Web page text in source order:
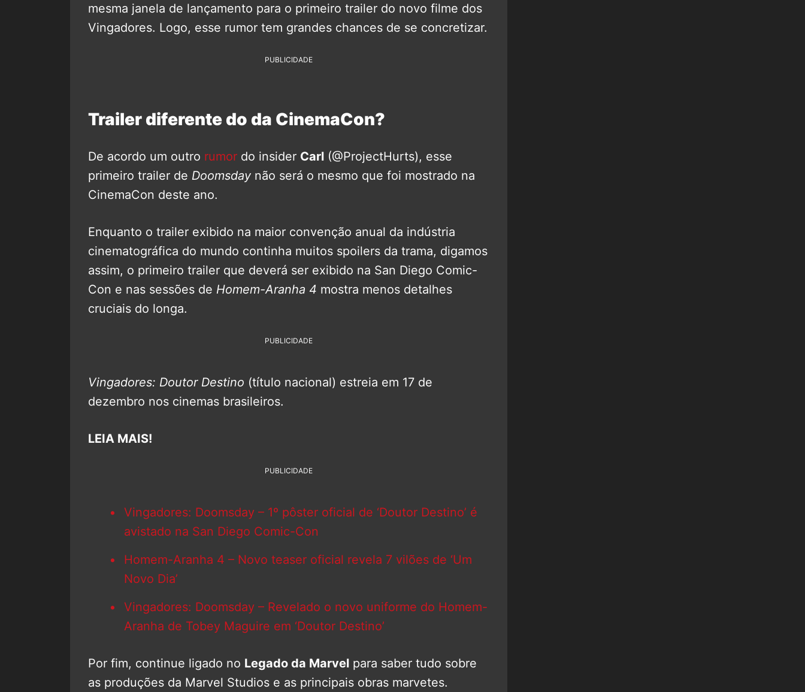
mesma janela de lançamento para o primeiro trailer do novo filme dos
Vingadores. Logo, esse rumor tem grandes chances de se concretizar.
PUBLICIDADE
Trailer diferente do da CinemaCon?
De acordo um outro rumor do insider Carl (@ProjectHurts), esse
primeiro trailer de Doomsday não será o mesmo que foi mostrado na
CinemaCon deste ano.
Enquanto o trailer exibido na maior convenção anual da indústria
cinematográfica do mundo continha muitos spoilers da trama, digamos
assim, o primeiro trailer que deverá ser exibido na San Diego Comic-
Con e nas sessões de Homem-Aranha 4 mostra menos detalhes
cruciais do longa.
PUBLICIDADE
Vingadores: Doutor Destino (título nacional) estreia em 17 de
dezembro nos cinemas brasileiros.
LEIA MAIS!
PUBLICIDADE
Vingadores: Doomsday – 1º pôster oficial de ‘Doutor Destino’ é
avistado na San Diego Comic-Con
Homem-Aranha 4 – Novo teaser oficial revela 7 vilões de ‘Um
Novo Dia’
Vingadores: Doomsday – Revelado o novo uniforme do Homem-
Aranha de Tobey Maguire em ‘Doutor Destino’
Por fim, continue ligado no Legado da Marvel para saber tudo sobre
as produções da Marvel Studios e as principais obras marvetes.